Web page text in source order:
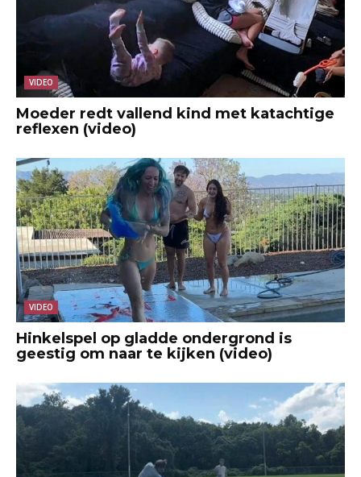
VIDEO
Moeder redt vallend kind met katachtige
reflexen (video)
VIDEO
Hinkelspel op gladde ondergrond is
geestig om naar te kijken (video)